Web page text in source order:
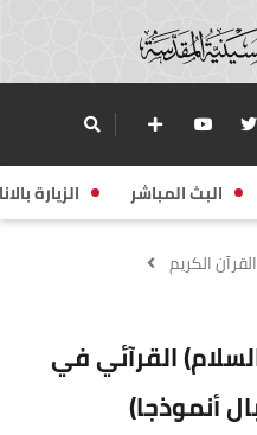
البث المباشر الزيارة
الكريم
القرآئي في
أنموذجا)